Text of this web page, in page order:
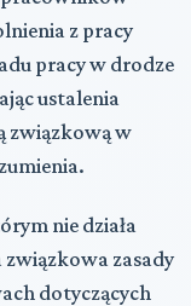
z pracy
pracy w drodze
ustalenia
związkową w
nie działa
zasady
dotyczących